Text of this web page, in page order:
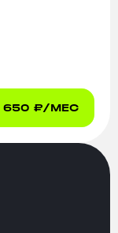
650 ₽/МЕС